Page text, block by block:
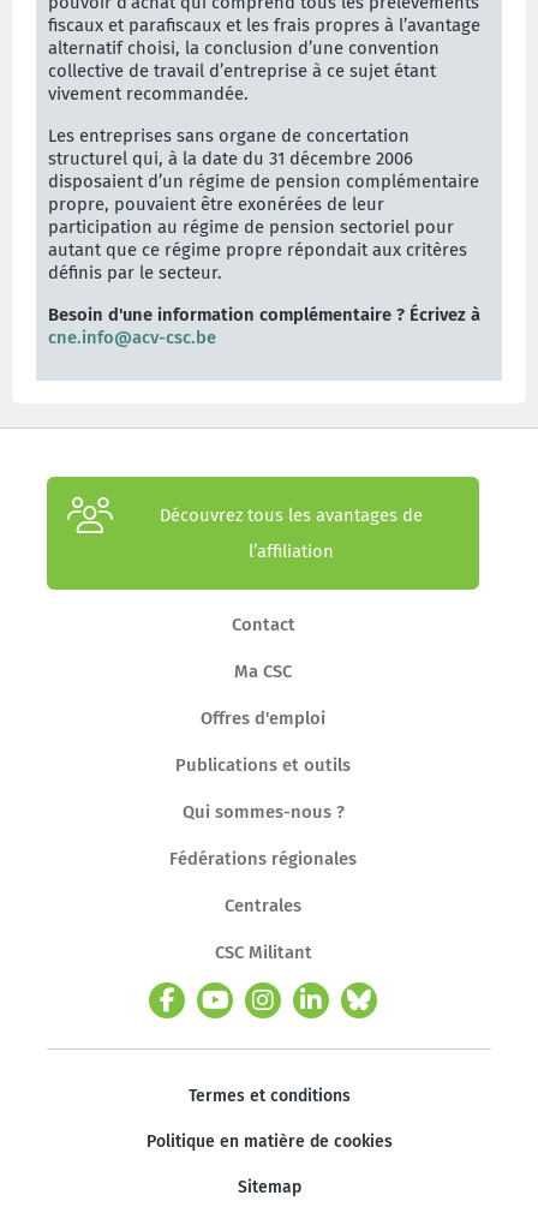
fiscaux et parafiscaux et les frais propres à l’avantage
alternatif choisi, la conclusion d’une convention
collective de travail d’entreprise à ce sujet étant
vivement recommandée.
Les entreprises sans organe de concertation
structurel qui, à la date du 31 décembre 2006
disposaient d’un régime de pension complémentaire
propre, pouvaient être exonérées de leur
participation au régime de pension sectoriel pour
autant que ce régime propre répondait aux critères
définis par le secteur.
Besoin d'une information complémentaire ? Écrivez à
cne.info@acv-csc.be
Découvrez tous les avantages de
l’affiliation
Contact
Ma CSC
Offres d'emploi
Publications et outils
Qui sommes-nous ?
Fédérations régionales
Centrales
CSC Militant
Termes et conditions
Politique en matière de cookies
Sitemap